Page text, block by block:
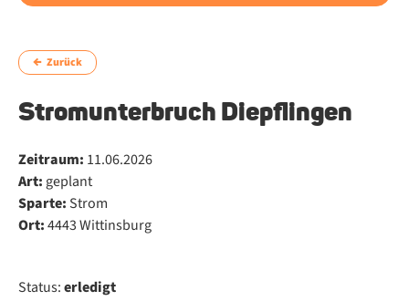
Zurück
Stromunterbruch Diepflingen
Zeitraum: 11.06.2026
Art: geplant
Sparte: Strom
Ort:4443 Wittinsburg
Status:erledigt